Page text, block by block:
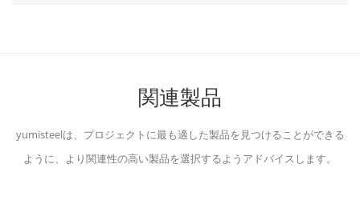
関連製品
yumisteelは、プロジェクトに最も適した製品を見つけることができる
ように、より関連性の高い製品を選択するようアドバイスします。